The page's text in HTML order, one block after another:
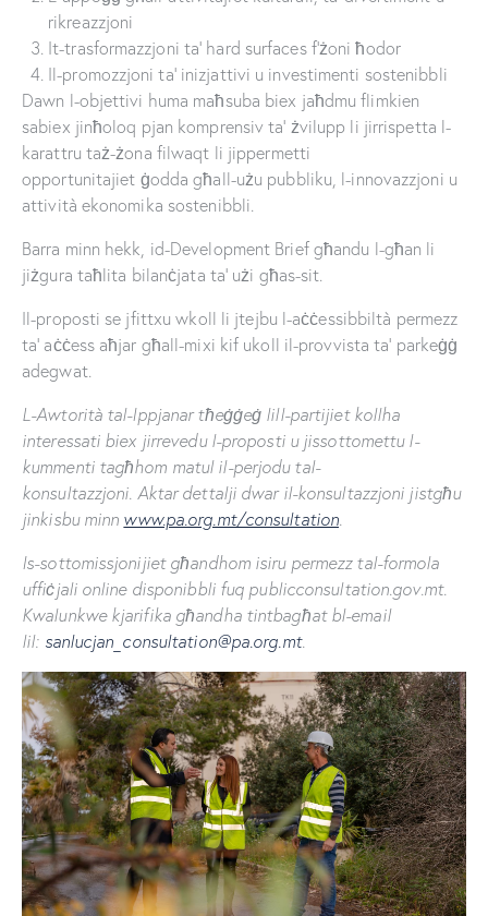
rikreazzjoni
It-trasformazzjoni ta’ hard surfaces f’żoni ħodor
Il-promozzjoni ta’ inizjattivi u investimenti sostenibbli
Dawn l-objettivi huma maħsuba biex jaħdmu flimkien
sabiex jinħoloq pjan komprensiv ta’ żvilupp li jirrispetta l-
karattru taż-żona filwaqt li jippermetti
opportunitajiet ġodda għall-użu pubbliku, l-innovazzjoni u
attività ekonomika sostenibbli.
Barra minn hekk, id-Development Brief għandu l-għan li
jiżgura taħlita bilanċjata ta’ użi għas-sit.
Il-proposti se jfittxu wkoll li jtejbu l-aċċessibbiltà permezz
ta’ aċċess aħjar għall-mixi kif ukoll il-provvista ta’ parkeġġ
adegwat.
L-Awtorità tal-Ippjanar tħeġġeġ lill-partijiet kollha
interessati biex jirrevedu l-proposti u jissottomettu l-
kummenti tagħhom matul il-perjodu tal-
konsultazzjoni. Aktar dettalji dwar il-konsultazzjoni jistgħu
jinkisbu minn www.pa.org.mt/consultation.
Is-sottomissjonijiet għandhom isiru permezz tal-formola
uffiċjali online disponibbli fuq publicconsultation.gov.mt.
Kwalunkwe kjarifika għandha tintbagħat bl-email
lil: sanlucjan_consultation@pa.org.mt.